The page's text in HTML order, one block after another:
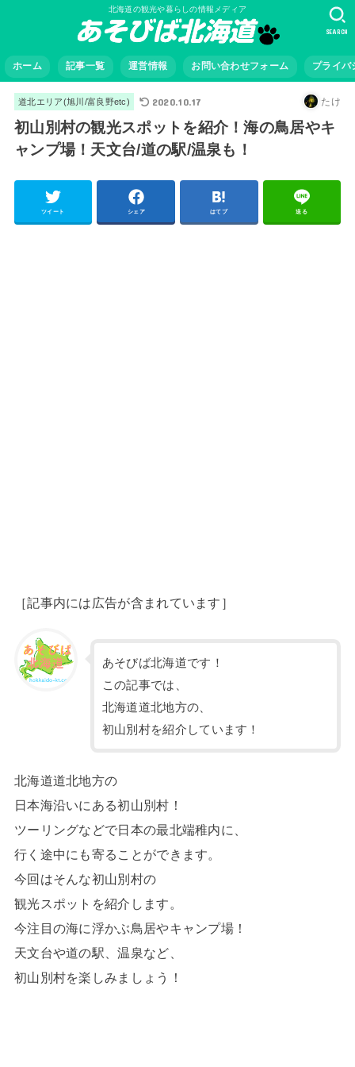
北海道の観光や暮らしの情報メディア
ホーム 記事一覧 運営情報 お問い合わせフォーム プライバ
SEARCH
道北エリア(旭川/富良野etc) 2020.10.17 たけ
初山別村の観光スポットを紹介！海の鳥居やキ
ャンプ場！天文台/道の駅/温泉も！
ツイート シェア はてブ 送る
［記事内には広告が含まれています］
あそびば北海道です！
この記事では、
北海道道北地方の、
初山別村を紹介しています！
北海道道北地方の
日本海沿いにある初山別村！
ツーリングなどで日本の最北端稚内に、
行く途中にも寄ることができます。
今回はそんな初山別村の
観光スポットを紹介します。
今注目の海に浮かぶ鳥居やキャンプ場！
天文台や道の駅、温泉など、
初山別村を楽しみましょう！